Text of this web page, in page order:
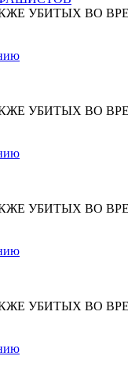
УБИТЫХ ВО
УБИТЫХ ВО
УБИТЫХ ВО
УБИТЫХ ВО